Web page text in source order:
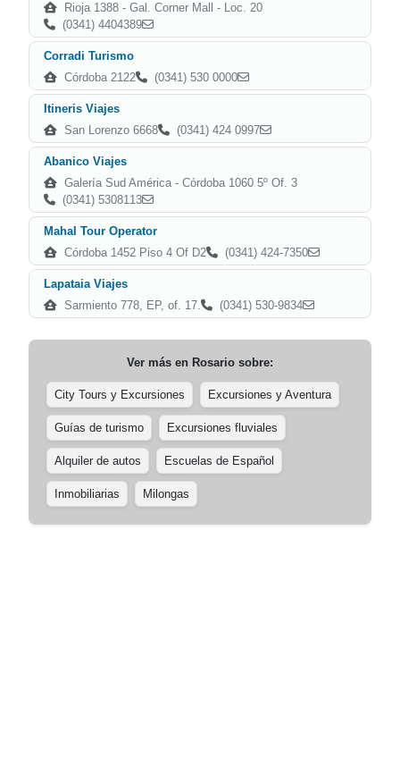
Rioja 1388 - Gal. Corner Mall - Loc. 20
(0341) 4404389
Corradi Turismo
Córdoba 2122
(0341) 530 0000
Itineris Viajes
San Lorenzo 6668
(0341) 424 0997
Abanico Viajes
Galería Sud América - Córdoba 1060 5º Of. 3
(0341) 5308113
Mahal Tour Operator
Córdoba 1452 Piso 4 Of D2
(0341) 424-7350
Lapataia Viajes
Sarmiento 778, EP, of. 17.
(0341) 530-9834
Ver más en Rosario sobre:
City Tours y Excursiones Excursiones y Aventura
Guías de turismo Excursiones fluviales
Alquiler de autos Escuelas de Español
Inmobiliarias Milongas